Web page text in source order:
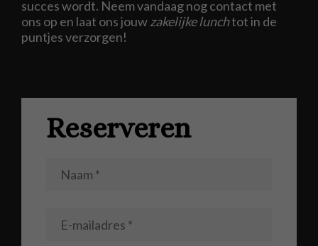
succes wordt. Neem vandaag nog contact met
ons op en laat ons jouwzakelijke lunchtot in de
puntjes verzorgen!
Reserveren